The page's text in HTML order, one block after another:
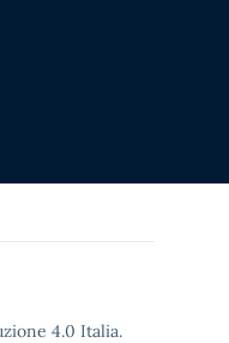
4.0 Italia.